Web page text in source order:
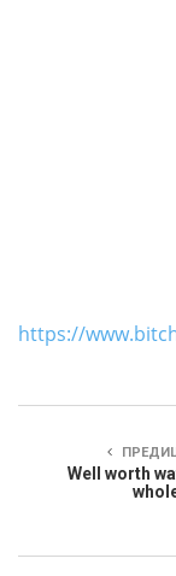
https://
Well worth